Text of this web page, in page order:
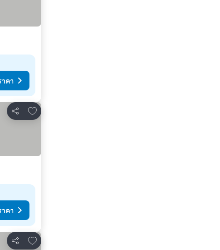
คา
แชร์
เพิ่มในรายการโปรด
คา
แชร์
เพิ่มในรายการโปรด